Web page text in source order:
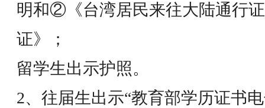
明和②《台湾居民来往大陆通行
证》；
留学生出示护照。
2、往届生出示“教育部学历证书